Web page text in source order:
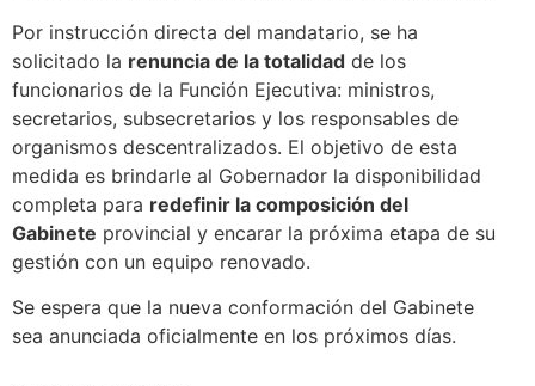
Por instrucción directa del mandatario, se ha
solicitado la renuncia de la totalidad de los
funcionarios de la Función Ejecutiva: ministros,
secretarios, subsecretarios y los responsables de
organismos descentralizados. El objetivo de esta
medida es brindarle al Gobernador la disponibilidad
completa para redefinir la composición del
Gabinete provincial y encarar la próxima etapa de su
gestión con un equipo renovado.
Se espera que la nueva conformación del Gabinete
sea anunciada oficialmente en los próximos días.